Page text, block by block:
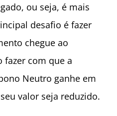
ou seja, é mais
desafio é fazer
chegue ao
com que a
Neutro ganhe em
valor seja reduzido.